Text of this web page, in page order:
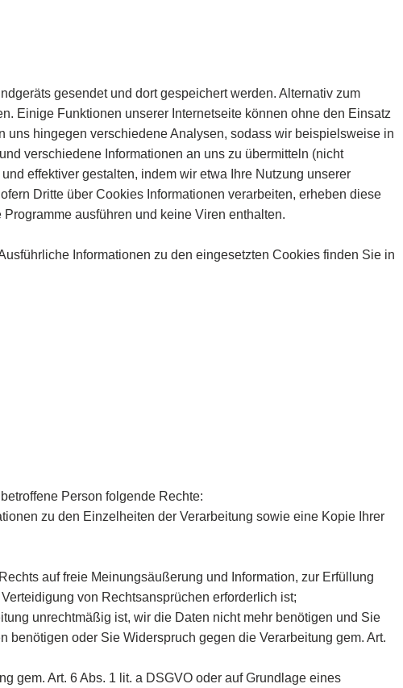
gesendet und dort gespeichert werden. Alternativ zum
Einige Funktionen unserer Internetseite können ohne den Einsatz
hingegen verschiedene Analysen, sodass wir beispielsweise in
verschiedene Informationen an uns zu übermitteln (nicht
effektiver gestalten, indem wir etwa Ihre Nutzung unserer
Dritte über Cookies Informationen verarbeiten, erheben diese
ausführen und keine Viren enthalten.
Informationen zu den eingesetzten Cookies finden Sie in
Person folgende Rechte:
zu den Einzelheiten der Verarbeitung sowie eine Kopie Ihrer
auf freie Meinungsäußerung und Information, zur Erfüllung
von Rechtsansprüchen erforderlich ist;
unrechtmäßig ist, wir die Daten nicht mehr benötigen und Sie
oder Sie Widerspruch gegen die Verarbeitung gem. Art.
gem. Art. 6 Abs. 1 lit. a DSGVO oder auf Grundlage eines